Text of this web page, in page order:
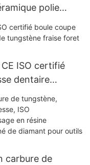
polie
ISO certifié
dentaire
dentisterie
carbure de